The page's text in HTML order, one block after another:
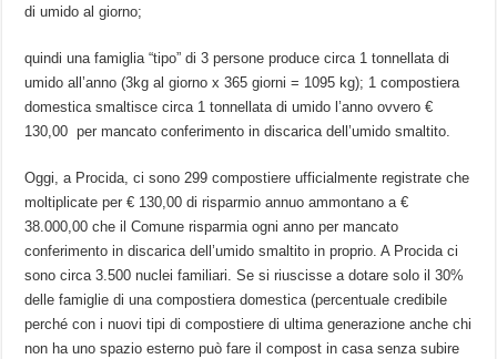
di umido al giorno;
quindi una famiglia “tipo” di 3 persone produce circa 1 tonnellata di
umido all’anno (3kg al giorno x 365 giorni = 1095 kg); 1 compostiera
domestica smaltisce circa 1 tonnellata di umido l’anno ovvero €
130,00 per mancato conferimento in discarica dell’umido smaltito.
Oggi, a Procida, ci sono 299 compostiere ufficialmente registrate che
moltiplicate per € 130,00 di risparmio annuo ammontano a €
38.000,00 che il Comune risparmia ogni anno per mancato
conferimento in discarica dell’umido smaltito in proprio. A Procida ci
sono circa 3.500 nuclei familiari. Se si riuscisse a dotare solo il 30%
delle famiglie di una compostiera domestica (percentuale credibile
perché con i nuovi tipi di compostiere di ultima generazione anche chi
non ha uno spazio esterno può fare il compost in casa senza subire